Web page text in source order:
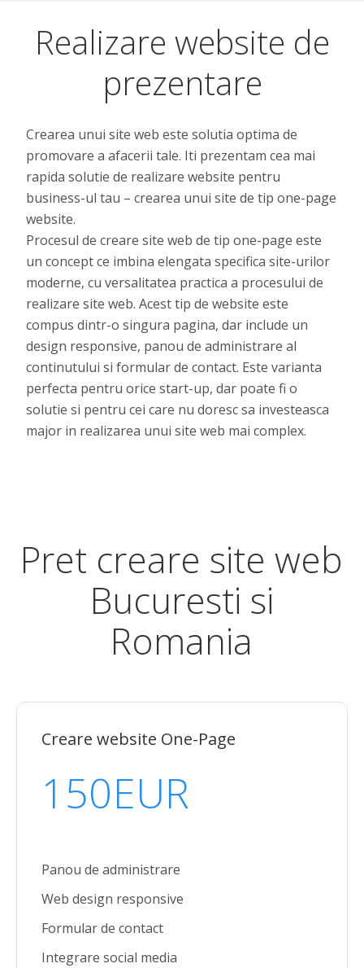
Realizare website de
prezentare
Crearea unui site web este solutia optima de
promovare a afacerii tale. Iti prezentam cea mai
rapida solutie de realizare website pentru
business-ul tau – crearea unui site de tip one-page
website.
Procesul de creare site web de tip one-page este
un concept ce imbina elengata specifica site-urilor
moderne, cu versalitatea practica a procesului de
realizare site web. Acest tip de website este
compus dintr-o singura pagina, dar include un
design responsive, panou de administrare al
continutului si formular de contact. Este varianta
perfecta pentru orice start-up, dar poate fi o
solutie si pentru cei care nu doresc sa investeasca
major in realizarea unui site web mai complex.
Pret creare site web
Bucuresti si
Romania
Creare website One-Page
150EUR
Panou de administrare
Web design responsive
Formular de contact
Integrare social media